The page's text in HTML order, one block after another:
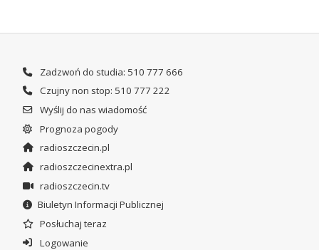
Zadzwoń do studia: 510 777 666
Czujny non stop: 510 777 222
Wyślij do nas wiadomość
Prognoza pogody
radioszczecin.pl
radioszczecinextra.pl
radioszczecin.tv
Biuletyn Informacji Publicznej
Posłuchaj teraz
Logowanie